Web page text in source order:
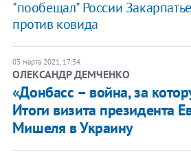
"пообещал" России
против ковида
03 марта 2021, 17:34
ОЛЕКСАНДР ДЕМЧЕНКО
«Донбасс – война, за
Итоги визита президента
Мишеля в Украину